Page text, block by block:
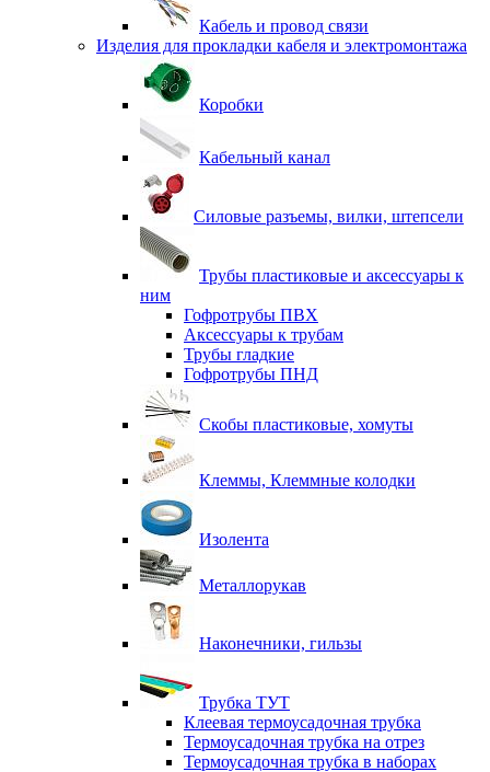
Кабель и провод связи
Изделия для прокладки кабеля и электромонтажа
Коробки
Кабельный канал
Силовые разъемы, вилки, штепсели
Трубы пластиковые и аксессуары к
ним
Гофротрубы ПВХ
Аксессуары к трубам
Трубы гладкие
Гофротрубы ПНД
Скобы пластиковые, хомуты
Клеммы, Клеммные колодки
Изолента
Металлорукав
Наконечники, гильзы
Трубка ТУТ
Клеевая термоусадочная трубка
Термоусадочная трубка на отрез
Термоусадочная трубка в наборах